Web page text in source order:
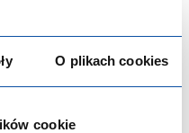
O plikach cookies
cookie